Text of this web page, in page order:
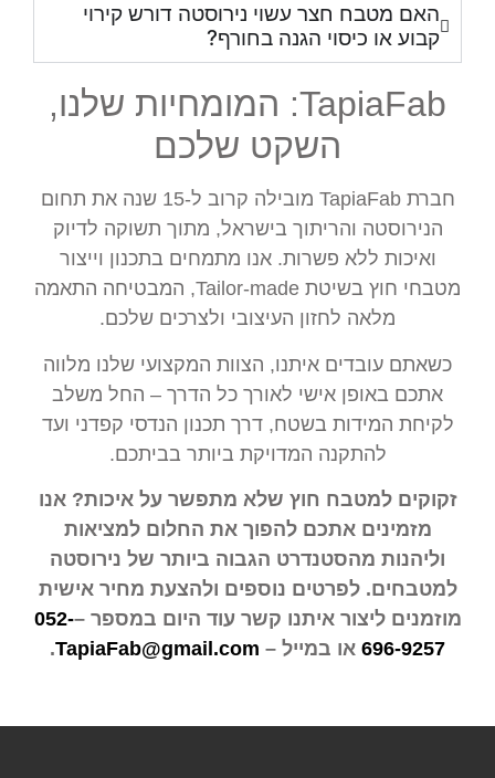
האם מטבח חצר עשוי נירוסטה דורש קירוי
קבוע או כיסוי הגנה בחורף?
TapiaFab: המומחיות שלנו,
השקט שלכם
חברת TapiaFab מובילה קרוב ל-15 שנה את תחום
הנירוסטה והריתוך בישראל, מתוך תשוקה לדיוק
ואיכות ללא פשרות. אנו מתמחים בתכנון וייצור
מטבחי חוץ בשיטת Tailor-made, המבטיחה התאמה
מלאה לחזון העיצובי ולצרכים שלכם.
כשאתם עובדים איתנו, הצוות המקצועי שלנו מלווה
אתכם באופן אישי לאורך כל הדרך – החל משלב
לקיחת המידות בשטח, דרך תכנון הנדסי קפדני ועד
להתקנה המדויקת ביותר בביתכם.
זקוקים למטבח חוץ שלא מתפשר על איכות? אנו
מזמינים אתכם להפוך את החלום למציאות
וליהנות מהסטנדרט הגבוה ביותר של נירוסטה
למטבחים. לפרטים נוספים ולהצעת מחיר אישית
מוזמנים ליצור איתנו קשר עוד היום במספר –052-
696-9257 או במייל – TapiaFab@gmail.com
.